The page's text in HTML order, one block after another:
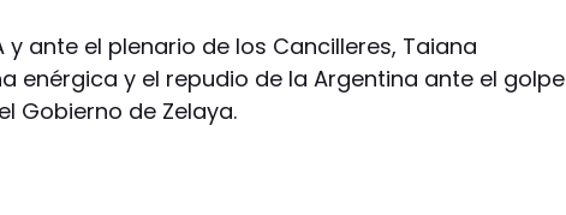
y ante el plenario de los Cancilleres, Taiana
enérgica y el repudio de la Argentina ante el golpe
Gobierno de Zelaya.